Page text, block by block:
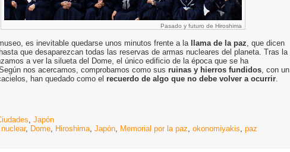
Pasado y futuro de Hiroshima
es inevitable quedarse unos minutos frente a la llama de la paz, que dicen
que desaparezcan todas las reservas de armas nucleares del planeta. Tras la
a ver la silueta del Dome, el único edificio de la época que se ha
nos acercamos, comprobamos como sus ruinas y hierros fundidos, con un
han quedado como el recuerdo de algo que no debe volver a ocurrir.
, Japón
, Dome, Hiroshima, Japón, Memorial por la paz, okonomiyakis, paz